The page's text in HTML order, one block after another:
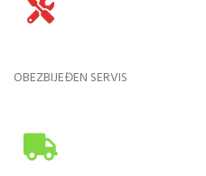
OBEZBIJEĐEN SERVIS